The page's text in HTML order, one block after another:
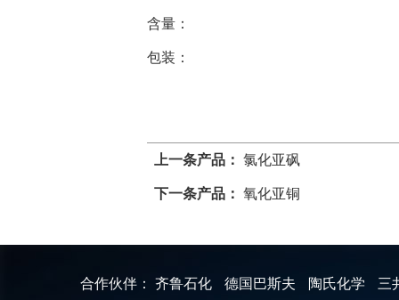
含量：
包装：
上一条产品： 氯化亚砜
下一条产品： 氧化亚铜
合作伙伴： 齐鲁石化 德国巴斯夫 陶氏化学 三